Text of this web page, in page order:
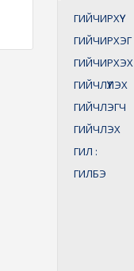
ГИЙЧИРХҮҮ
ГИЙЧИРХЭГ
ГИЙЧИРХЭХ
ГИЙЧЛҮҮЛЭХ
ГИЙЧЛЭГЧ
ГИЙЧЛЭХ
ГИЛ :
ГИЛБЭ